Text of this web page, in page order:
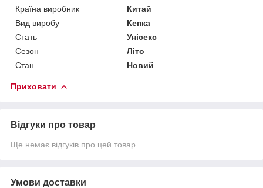
Країна виробник
Китай
Вид виробу
Кепка
Стать
Унісекс
Сезон
Літо
Стан
Новий
Приховати
Відгуки про товар
Ще немає відгуків про цей товар
Умови доставки